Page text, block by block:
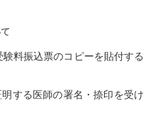
料振込票のコピーを貼付する
明する医師の署名・捺印を受け